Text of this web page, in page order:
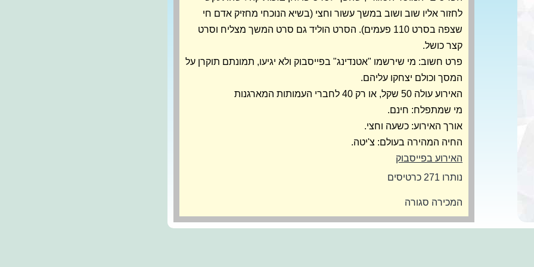
לחזור אליו שוב ושוב במשך עשור וחצי (בשיא הנוכחי מחזיק אדם חי
שצפה בסרט 110 פעמים). הסרט הוליד גם סרט המשך מצליח וסרט
קצר כושל.
פרט חשוב: מי שירשמו "אטנדינג" בפייסבוק ולא יגיעו, תמונתם תוקרן על
המסך וכולם יצחקו עליהם.
האירוע עולה 50 שקל, או רק 40 לחברי העמותות המארגנות
מי שמתפלח: חינם.
אורך האירוע: כשעה וחצי.
החיה המהירה בעולם: צ'יטה.
האירוע בפייסבוק
נותרו 271 כרטיסים
המכירה סגורה